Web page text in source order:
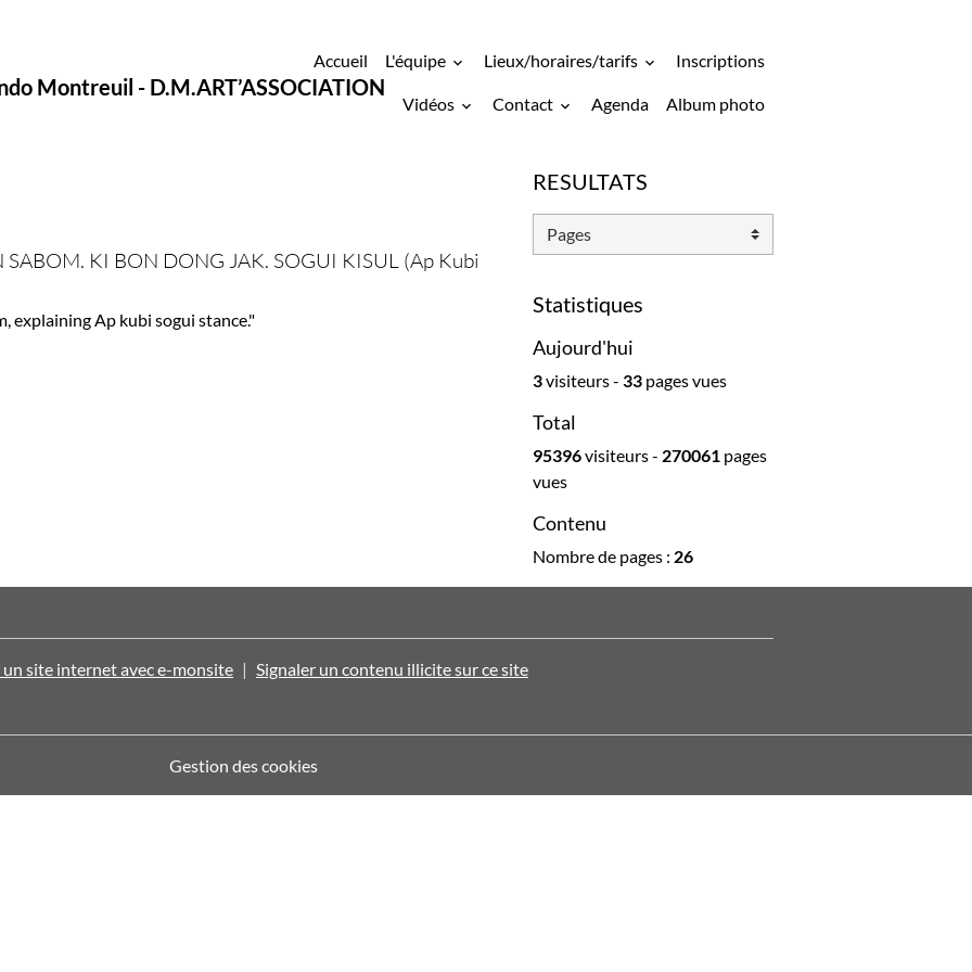
Montreuil - D.M.ART’ASSOCIATION
Accueil L'équipe Lieux/horaires/tarifs Inscriptions
Vidéos Contact Agenda Album photo
SABOM. KI BON DONG JAK. SOGUI KISUL (Ap Kubi
explaining Ap kubi sogui stance."
RESULTATS
Statistiques
Aujourd'hui
3visiteurs - 33 pages vues
Total
95396visiteurs - 270061 pages
vues
Contenu
Nombre de pages : 26
un site internet avec e-monsite Signaler un contenu illicite sur ce site
Gestion des cookies